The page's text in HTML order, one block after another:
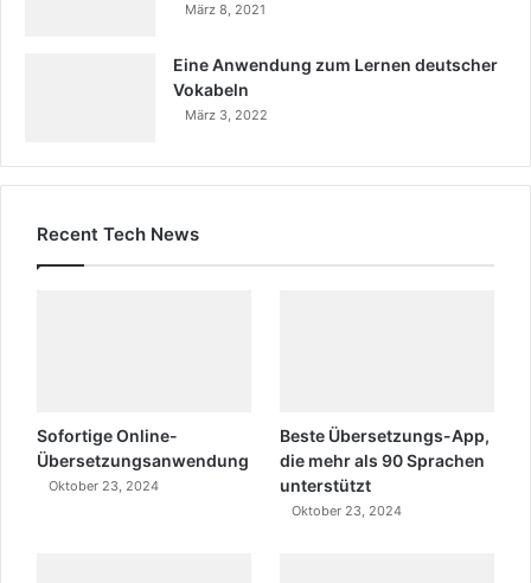
März 8, 2021
Eine Anwendung zum Lernen deutscher
Vokabeln
März 3, 2022
Recent Tech News
Sofortige Online-
Übersetzungsanwendung
Oktober 23, 2024
Beste Übersetzungs-App,
die mehr als 90 Sprachen
unterstützt
Oktober 23, 2024